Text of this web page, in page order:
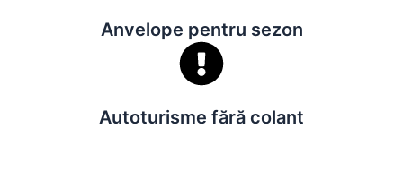
Anvelope pentru sezon
Autoturisme fără colant